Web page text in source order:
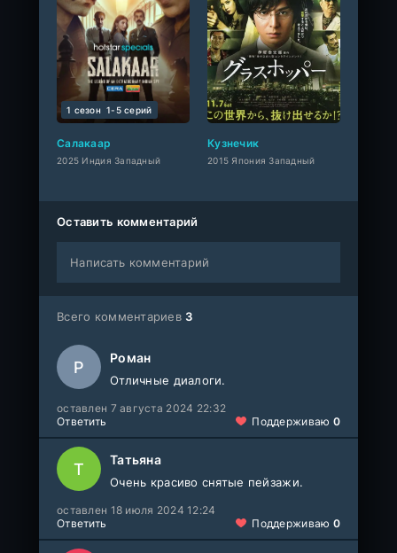
Салакаар
2025 Индия Западный
1 сезон 1-5 cерий
Кузнечик
2015 Япония Западный
Оставить комментарий
Написать комментарий
Всего комментариев 3
Р Роман
Отличные диалоги.
оставлен 7 августа 2024 22:32
Ответить
Поддерживаю 0
Т Татьяна
Очень красиво снятые пейзажи.
оставлен 18 июля 2024 12:24
Ответить
Поддерживаю 0